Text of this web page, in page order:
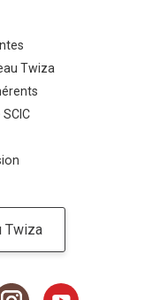
Twiza
Twiza